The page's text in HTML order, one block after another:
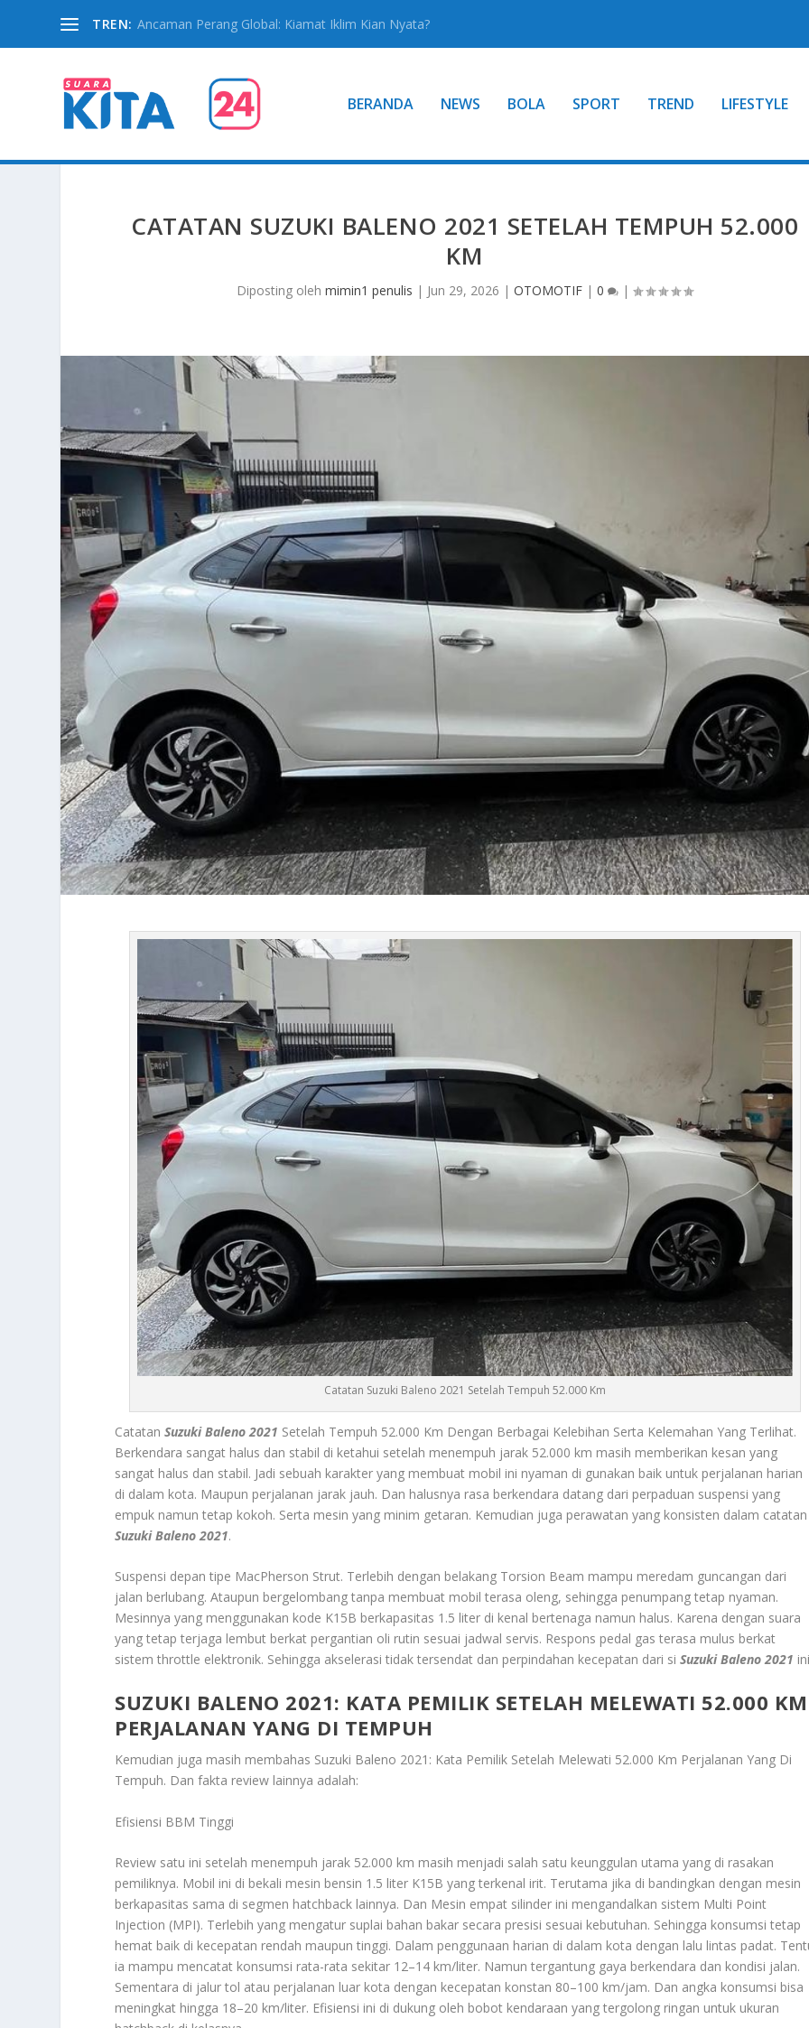
TREN: Ancaman Perang Global: Kiamat Iklim Kian Nyata?
BERANDA NEWS BOLA SPORT TREND LIFESTYLE
CATATAN SUZUKI BALENO 2021 SETELAH TEMPUH 52.000
KM
Diposting olehmimin1 penulis | Jun 29, 2026 |OTOMOTIF |0 |
Catatan Suzuki Baleno 2021 Setelah Tempuh 52.000 Km
CatatanSuzuki Baleno 2021 Setelah Tempuh 52.000 Km Dengan Berbagai Kelebihan Serta Kelemahan Yang Terlihat.
Berkendara sangat halus dan stabil di ketahui setelah menempuh jarak 52.000 km masih memberikan kesan yang
sangat halus dan stabil. Jadi sebuah karakter yang membuat mobil ini nyaman di gunakan baik untuk perjalanan harian
di dalam kota. Maupun perjalanan jarak jauh. Dan halusnya rasa berkendara datang dari perpaduan suspensi yang
empuk namun tetap kokoh. Serta mesin yang minim getaran. Kemudian juga perawatan yang konsisten dalam catatan
Suzuki Baleno 2021.
Suspensi depan tipe MacPherson Strut. Terlebih dengan belakang Torsion Beam mampu meredam guncangan dari
jalan berlubang. Ataupun bergelombang tanpa membuat mobil terasa oleng, sehingga penumpang tetap nyaman.
Mesinnya yang menggunakan kode K15B berkapasitas 1.5 liter di kenal bertenaga namun halus. Karena dengan suara
yang tetap terjaga lembut berkat pergantian oli rutin sesuai jadwal servis. Respons pedal gas terasa mulus berkat
sistem throttle elektronik. Sehingga akselerasi tidak tersendat dan perpindahan kecepatan dari siSuzuki Baleno 2021
SUZUKI BALENO 2021: KATA PEMILIK SETELAH MELEWATI 52.000 KM
PERJALANAN YANG DI TEMPUH
Kemudian juga masih membahas Suzuki Baleno 2021: Kata Pemilik Setelah Melewati 52.000 Km Perjalanan Yang Di
Tempuh. Dan fakta review lainnya adalah:
Efisiensi BBM Tinggi
Review satu ini setelah menempuh jarak 52.000 km masih menjadi salah satu keunggulan utama yang di rasakan
pemiliknya. Mobil ini di bekali mesin bensin 1.5 liter K15B yang terkenal irit. Terutama jika di bandingkan dengan mesin
berkapasitas sama di segmen hatchback lainnya. Dan Mesin empat silinder ini mengandalkan sistem Multi Point
Injection (MPI). Terlebih yang mengatur suplai bahan bakar secara presisi sesuai kebutuhan. Sehingga konsumsi tetap
hemat baik di kecepatan rendah maupun tinggi. Dalam penggunaan harian di dalam kota dengan lalu lintas padat.
ia mampu mencatat konsumsi rata-rata sekitar 12–14 km/liter. Namun tergantung gaya berkendara dan kondisi jalan.
Sementara di jalur tol atau perjalanan luar kota dengan kecepatan konstan 80–100 km/jam. Dan angka konsumsi bisa
meningkat hingga 18–20 km/liter. Efisiensi ini di dukung oleh bobot kendaraan yang tergolong ringan untuk ukuran